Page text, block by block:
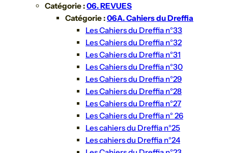
Catégorie :06. REVUES
Catégorie :06A. Cahiers du Dreffia
Les Cahiers du Dreffia n°33
Les Cahiers du Dreffia n°32
Les Cahiers du Dreffia n°31
Les Cahiers du Dreffia n°30
Les Cahiers du Dreffia n°29
Les Cahiers du Dreffia n°28
Les Cahiers du Dreffia n°27
Les Cahiers du Dreffia n° 26
Les cahiers du Dreffia n°25
Les cahiers du Dreffia n°24